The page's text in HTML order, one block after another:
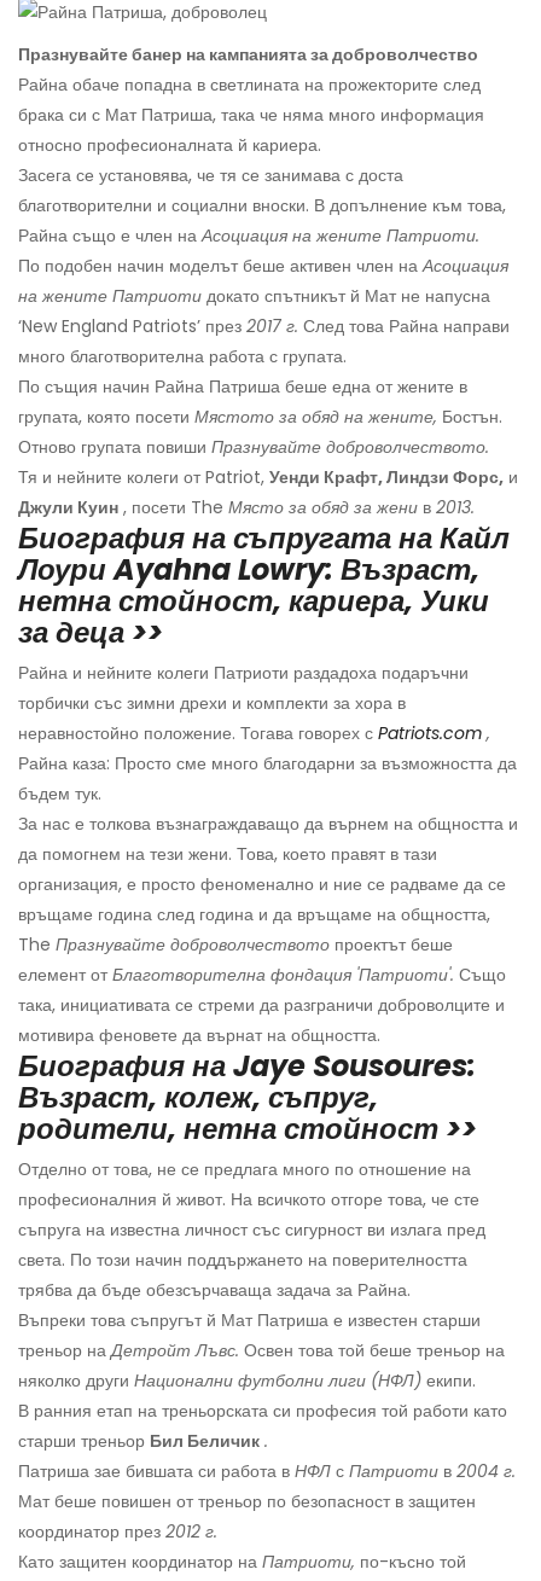
Празнувайте банер на кампанията за доброволчество
Райна обаче попадна в светлината на прожекторите след
брака си с Мат Патриша, така че няма много информация
относно професионалната й кариера.
Засега се установява, че тя се занимава с доста
благотворителни и социални вноски. В допълнение към това,
Райна също е член наАсоциация на жените Патриоти.
По подобен начин моделът беше активен член наАсоциация
на жените Патриоти докато спътникът й Мат не напусна
‘New England Patriots’ през 2017 г. След това Райна направи
много благотворителна работа с групата.
По същия начин Райна Патриша беше една от жените в
групата, която посети Мястото за обяд на жените, Бостън.
Отново групата повиши Празнувайте доброволчеството.
Тя и нейните колеги от Patriot, Уенди Крафт, Линдзи Форс, и
Джули Куин , посети The Място за обяд за жени в 2013.
Биография на съпругата на Кайл
Лоури Ayahna Lowry: Възраст,
нетна стойност, кариера, Уики
за деца >>
Райна и нейните колеги Патриоти раздадоха подаръчни
торбички със зимни дрехи и комплекти за хора в
неравностойно положение. Тогава говорех с Patriots.com,
Райна каза: Просто сме много благодарни за възможността да
бъдем тук.
За нас е толкова възнаграждаващо да върнем на общността и
да помогнем на тези жени. Това, което правят в тази
организация, е просто феноменално и ние се радваме да се
връщаме година след година и да връщаме на общността,
The Празнувайте доброволчеството проектът беше
елемент отБлаготворителна фондация 'Патриоти'. Също
така, инициативата се стреми да разграничи доброволците и
мотивира феновете да върнат на общността.
Биография на Jaye Sousoures:
Възраст, колеж, съпруг,
родители, нетна стойност >>
Отделно от това, не се предлага много по отношение на
професионалния й живот. На всичкото отгоре това, че сте
съпруга на известна личност със сигурност ви излага пред
света. По този начин поддържането на поверителността
трябва да бъде обезсърчаваща задача за Райна.
Въпреки това съпругът й Мат Патриша е известен старши
треньор наДетройт Лъвс. Освен това той беше треньор на
няколко други Национални футболни лиги (НФЛ) екипи.
В ранния етап на треньорската си професия той работи като
старши треньор Бил Беличик .
Патриша зае бившата си работа в НФЛ с Патриоти в 2004 г.
Мат беше повишен от треньор по безопасност в защитен
координатор през 2012 г.
Като защитен координатор на Патриоти, по-късно той